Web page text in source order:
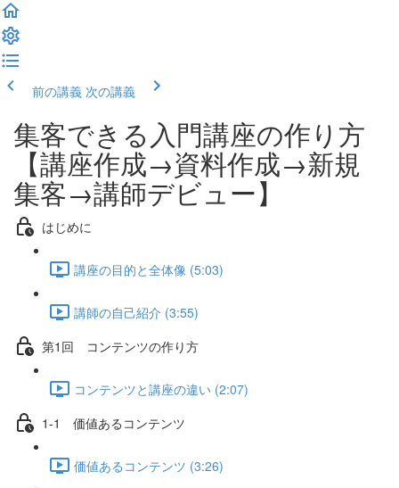
前の講義 次の講義
集客できる入門講座の作り方
【講座作成→資料作成→新規
集客→講師デビュー】
はじめに
講座の目的と全体像 (5:03)
講師の自己紹介 (3:55)
第1回 コンテンツの作り方
コンテンツと講座の違い (2:07)
1-1 価値あるコンテンツ
価値あるコンテンツ (3:26)